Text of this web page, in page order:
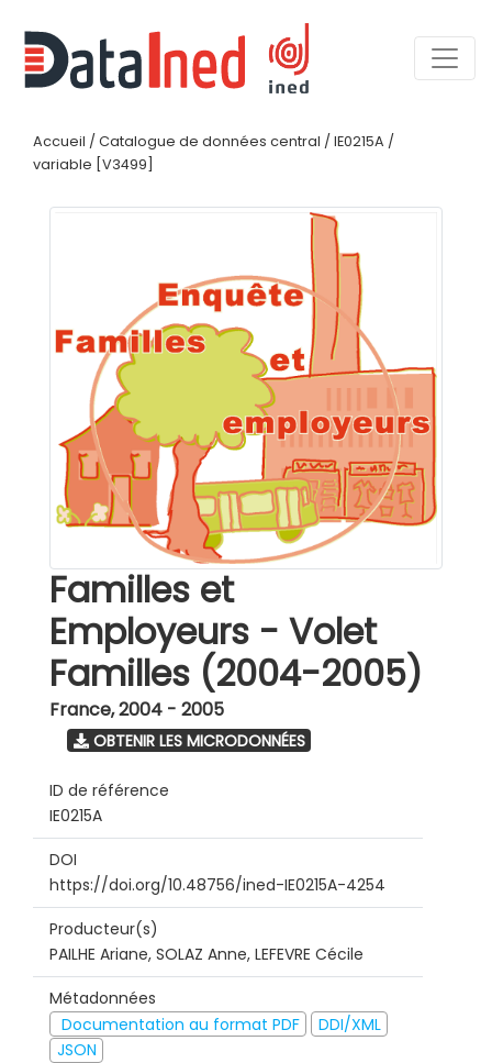
Accueil / Catalogue de données central / IE0215A /
variable [V3499]
Familles et
Employeurs - Volet
Familles (2004-2005)
France,2004 - 2005
OBTENIR LES MICRODONNÉES
ID de référence
IE0215A
DOI
https://doi.org/10.48756/ined-IE0215A-4254
Producteur(s)
PAILHE Ariane, SOLAZ Anne, LEFEVRE Cécile
Métadonnées
Documentation au format PDF
DDI/XML
JSON